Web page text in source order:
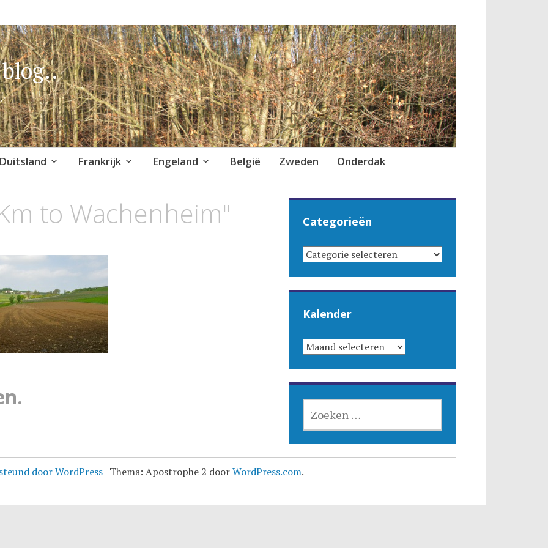
Duitsland Frankrijk Engeland België Zweden Onderdak
to Wachenheim" Categorieën
CATEGORIEËN
Kalender
KALENDER
NAAR:
door WordPress | Thema: Apostrophe 2 doorWordPress.com.